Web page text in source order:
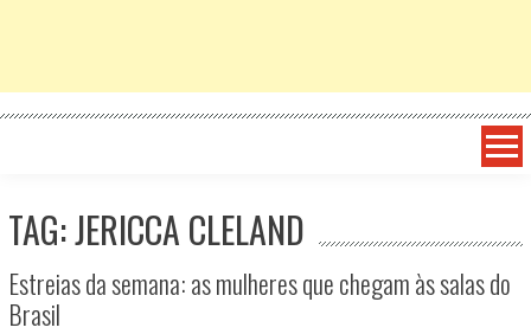
TAG: JERICCA CLELAND
Estreias da semana: as mulheres que chegam às salas do
Brasil